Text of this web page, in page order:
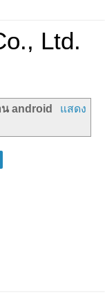
Ltd.
android
แสดง